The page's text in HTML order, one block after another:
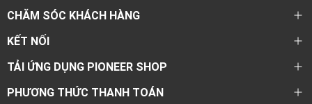
CHĂM SÓC KHÁCH HÀNG
KẾT NỐI
TẢI ỨNG DỤNG PIONEER SHOP
PHƯƠNG THỨC THANH TOÁN